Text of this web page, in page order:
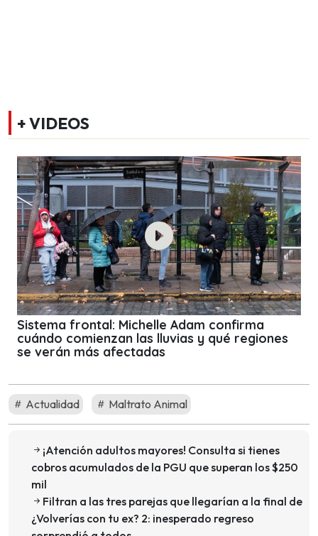
+ VIDEOS
Sistema frontal: Michelle Adam confirma
cuándo comienzan las lluvias y qué regiones
se verán más afectadas
Actualidad Maltrato Animal
¡Atención adultos mayores! Consulta si tienes
cobros acumulados de la PGU que superan los $250
mil
Filtran a las tres parejas que llegarían a la final de
¿Volverías con tu ex? 2: inesperado regreso